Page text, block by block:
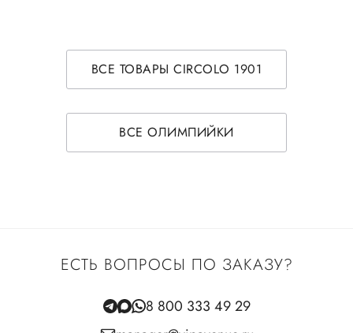
ВСЕ ТОВАРЫ CIRCOLO 1901
ВСЕ ОЛИМПИЙКИ
ЕСТЬ ВОПРОСЫ ПО ЗАКАЗУ?
8 800 333 49 29